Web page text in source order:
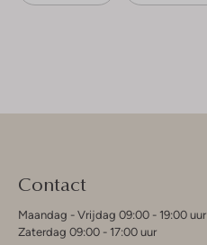
Contact
Maandag - Vrijdag 09:00 - 19:00 uur
Zaterdag 09:00 - 17:00 uur